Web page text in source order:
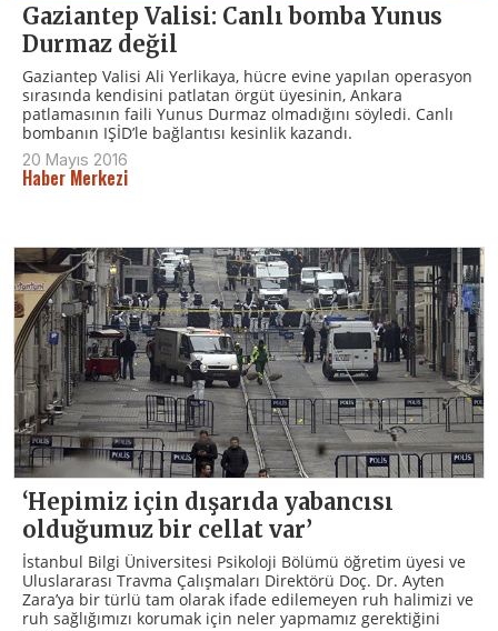
Gaziantep Valisi: Canlı bomba Yunus
Durmaz değil
Gaziantep Valisi Ali Yerlikaya, hücre evine yapılan operasyon
sırasında kendisini patlatan örgüt üyesinin, Ankara
patlamasının faili Yunus Durmaz olmadığını söyledi. Canlı
bombanın IŞİD’le bağlantısı kesinlik kazandı.
20 Mayıs 2016
Haber Merkezi
‘Hepimiz için dışarıda yabancısı
olduğumuz bir cellat var’
İstanbul Bilgi Üniversitesi Psikoloji Bölümü öğretim üyesi ve
Uluslararası Travma Çalışmaları Direktörü Doç. Dr. Ayten
Zara’ya bir türlü tam olarak ifade edilemeyen ruh halimizi ve
ruh sağlığımızı korumak için neler yapmamız gerektiğini